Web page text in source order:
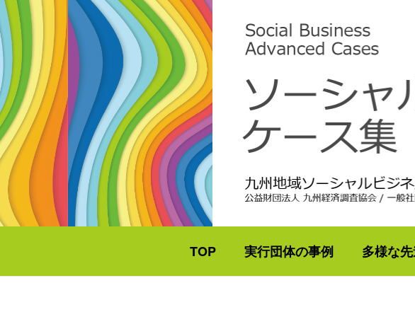
TOP 実行団体の事例 多様な